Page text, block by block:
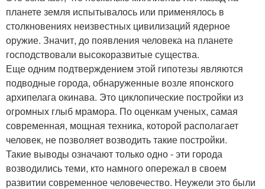
планете земля испытывалось или применялось в
столкновениях неизвестных цивилизаций ядерное
оружие. Значит, до появления человека на планете
господствовали высокоразвитые существа.
Еще одним подтверждением этой гипотезы являются
подводные города, обнаруженные возле японского
архипелага окинава. Это циклопические постройки из
огромных глыб мрамора. По оценкам ученых, самая
современная, мощная техника, которой располагает
человек, не позволяет возводить такие постройки.
Такие выводы означают только одно - эти города
возводились теми, кто намного опережал в своем
развитии современное человечество. Неужели это были